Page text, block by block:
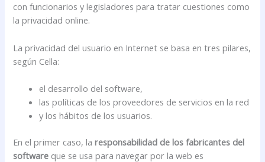
con funcionarios y legisladores para tratar cuestiones como
la privacidad online.
La privacidad del usuario en Internet se basa en tres pilares,
según Cella:
el desarrollo del software,
las políticas de los proveedores de servicios en la red
y los hábitos de los usuarios.
En el primer caso, laresponsabilidad de los fabricantes del
software que se usa para navegar por la web es